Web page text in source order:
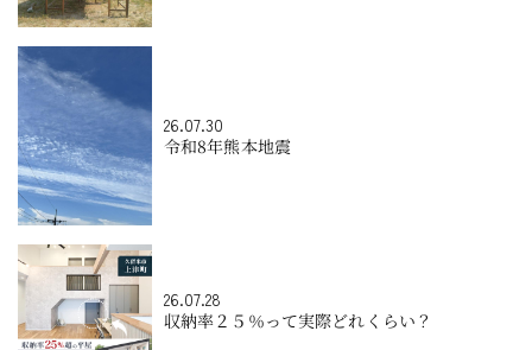
26.07.30
令和8年熊本地震
26.07.28
収納率２５％って実際どれくらい？